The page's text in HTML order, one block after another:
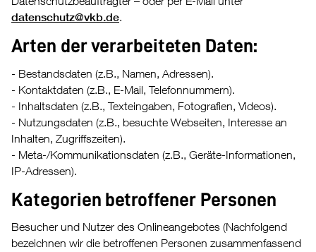
datenschutz@vkb.de.
Arten der verarbeiteten Daten:
- Bestandsdaten (z.B., Namen, Adressen).
- Kontaktdaten (z.B., E-Mail, Telefonnummern).
- Inhaltsdaten (z.B., Texteingaben, Fotografien, Videos).
- Nutzungsdaten (z.B., besuchte Webseiten, Interesse an
Inhalten, Zugriffszeiten).
- Meta-/Kommunikationsdaten (z.B., Geräte-Informationen,
IP-Adressen).
Kategorien betroffener Personen
Besucher und Nutzer des Onlineangebotes (Nachfolgend
bezeichnen wir die betroffenen Personen zusammenfassend